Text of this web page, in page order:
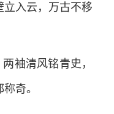
入云，万古不移
袖清风铭青史，
奇。